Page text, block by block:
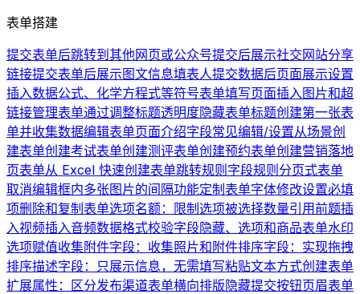
表单搭建
提交表单后跳转到其他网页或公众号提交后展示社交网站分享
链接提交表单后展示图文信息填表人提交数据后页面展示设置
插入数据公式、化学方程式等符号表单填写页面插入图片和超
链接管理表单通过调整标题透明度隐藏表单标题创建第一张表
单并收集数据编辑表单页面介绍字段常见编辑/设置从场景创
建表单创建考试表单创建测评表单创建预约表单创建营销落地
页表单从 Excel 快速创建表单跳转规则字段规则分页式表单
取消编辑框内多张图片的间隔功能定制表单字体修改设置必填
项删除和复制表单选项名额：限制选项被选择数量引用前题插
入视频插入音频数据格式校验字段隐藏、选项和商品表单水印
选项赋值收集附件字段：收集照片和附件排序字段：实现拖拽
排序描述字段：只展示信息，无需填写粘贴文本方式创建表单
扩展属性：区分发布渠道表单横向排版隐藏提交按钮页眉表单